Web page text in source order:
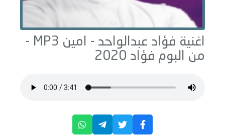
اغنية فؤاد عبدالواحد - امين
MP3 -
من البوم فؤاد 2020